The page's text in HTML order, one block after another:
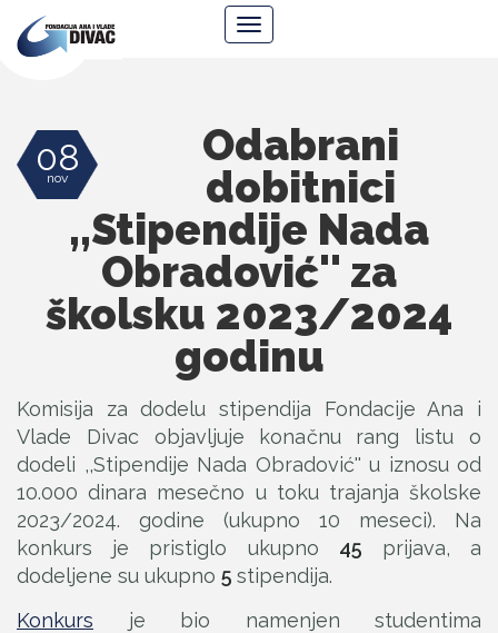
Ana
Navigacija
08
nov
Odabrani
dobitnici
,,Stipendije Nada
Obradović'' za
školsku 2023/2024
godinu
Komisija za dodelu stipendija Fondacije Ana i
Vlade Divac objavljuje konačnu rang listu o
dodeli ,,Stipendije Nada Obradović'' u iznosu od
10.000 dinara mesečno u toku trajanja školske
2023/2024. godine (ukupno 10 meseci). Na
konkurs je pristiglo ukupno 45 prijava, a
dodeljene su ukupno 5 stipendija.
Konkurs je bio namenjen studentima